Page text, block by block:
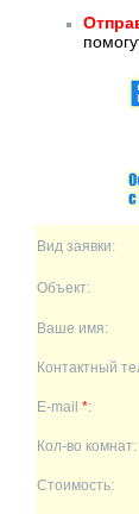
Вид заявки:
Объект:
Ваше имя:
Контактный
E-mail *:
Кол-во комнат:
Стоимость: